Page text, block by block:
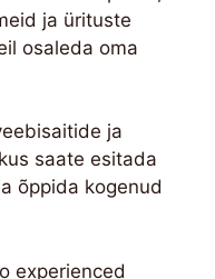
ja ürituste
osaleda oma
ja
saate esitada
õppida kogenud
experienced